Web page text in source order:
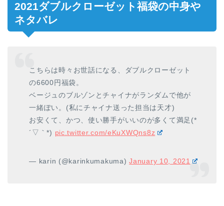
2021ダブルクローゼット福袋の中身や
ネタバレ
こちらは時々お世話になる、ダブルクローゼット
の6600円福袋。
ベージュのブルゾンとチャイナがランダムで他が
一緒ぽい。(私にチャイナ送った担当は天才)
お安くて、かつ、使い勝手がいいのが多くて満足(*
´▽｀*) pic.twitter.com/eKuXWQns8z
— karin (@karinkumakuma)January 10, 2021